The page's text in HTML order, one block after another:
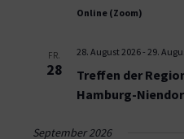
Online (Zoom)
FR.
28
28. August 2026- 29.
Treffen der
Hamburg-
September 2026